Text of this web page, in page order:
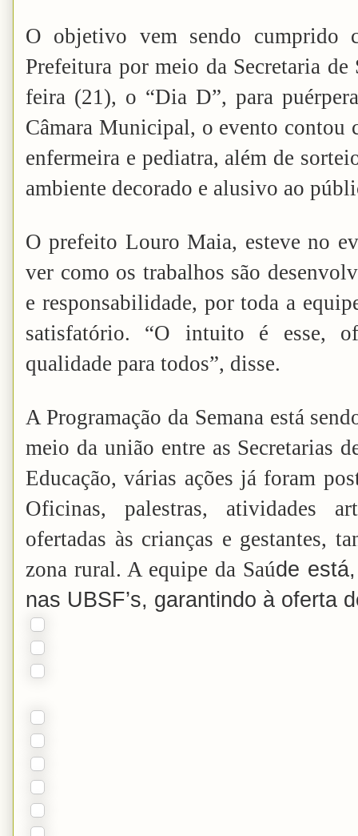
O objetivo vem sendo cumprido
Prefeitura por meio da Secretaria de
feira (21), o “Dia D”, para
Câmara Municipal, o evento contou
enfermeira e pediatra, além de
ambiente decorado e alusivo ao
O prefeito Louro Maia, esteve no
ver como os trabalhos são
e responsabilidade, por toda a
satisfatório. “O intuito é esse,
qualidade para todos”, disse.
A Programação da Semana está
meio da união entre as Secretarias
Educação, várias ações já foram
Oficinas, palestras, atividades
ofertadas às crianças e gestantes,
zona rural. A equipe da Saúde
nas UBSF’s, garantindo à oferta